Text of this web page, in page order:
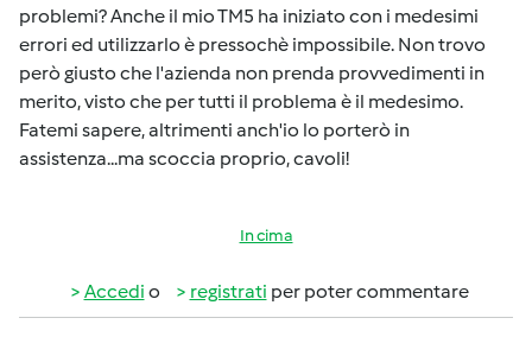
problemi? Anche il mio TM5 ha iniziato con i medesimi
errori ed utilizzarlo è pressochè impossibile. Non trovo
però giusto che l'azienda non prenda provvedimenti in
merito, visto che per tutti il problema è il medesimo.
Fatemi sapere, altrimenti anch'io lo porterò in
assistenza...ma scoccia proprio, cavoli!
In cima
Accedi o registrati per poter commentare